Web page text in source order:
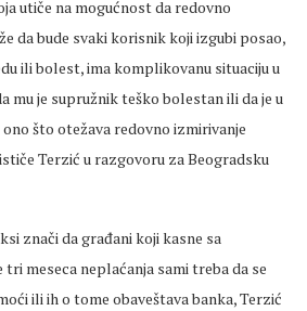
utiče na mogućnost da redovno
da bude svaki korisnik koji izgubi posao,
ili bolest, ima komplikovanu situaciju u
mu je supružnik teško bolestan ili da je u
što otežava redovno izmirivanje
Terzić u razgovoru za Beogradsku
znači da građani koji kasne sa
tri meseca neplaćanja sami treba da se
ili ih o tome obaveštavabanka, Terzić